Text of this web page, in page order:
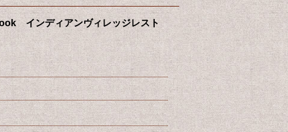
インディアンヴィレッジレスト